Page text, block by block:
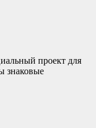
проект для
знаковые